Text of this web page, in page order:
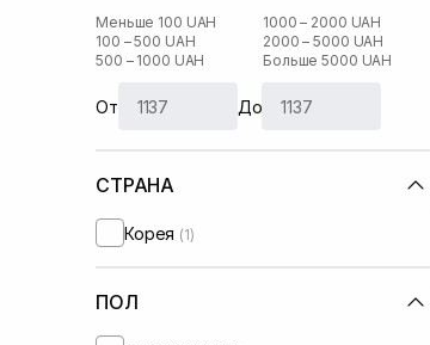
Меньше 100 UAH
100 – 500 UAH
500 – 1000 UAH
1000 – 2000 UAH
2000 – 5000 UAH
Больше 5000 UAH
От До
СТРАНА
Корея (1)
ПОЛ